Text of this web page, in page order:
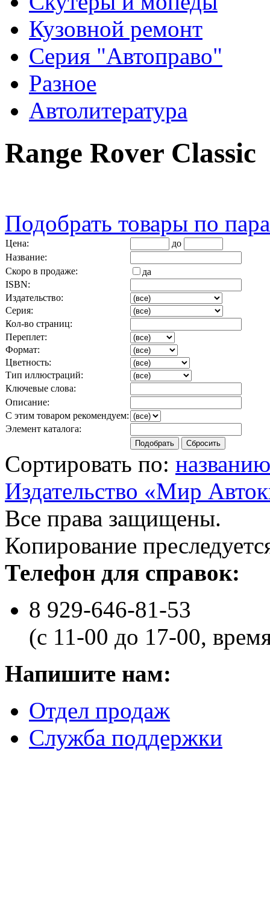
Кузовной ремонт
Серия "Автоправо"
Разное
Автолитература
Range Rover Classic
Подобрать товары по
Цена:
до
Название:
Скоро в продаже:
да
ISBN:
Издательство:
Серия:
Кол-во страниц:
Переплет:
Формат:
Цветность:
Тип иллюстраций:
Ключевые слова:
Описание:
С этим товаром рекомендуем:
Элемент каталога:
Сортировать по: названию
Издательство «Мир
Все права защищены.
Копирование
Телефон для справок:
8 929-646-81-53
(с 11-00 до 17-00,
Напишите нам:
Отдел продаж
Служба поддержки